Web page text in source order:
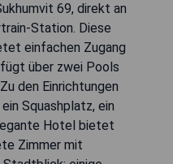
69, direkt an
Station. Diese
einfachen Zugang
über zwei Pools
den Einrichtungen
Squashplatz, ein
Hotel bietet
Zimmer mit